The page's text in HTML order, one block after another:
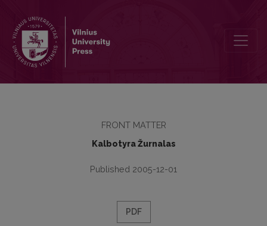
FRONT MATTER
Kalbotyra Žurnalas
Published 2005-12-01
PDF